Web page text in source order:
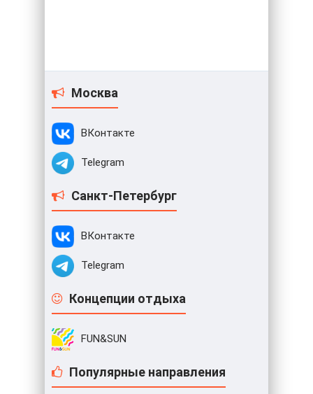
Москва
ВКонтакте
Telegram
Санкт-Петербург
ВКонтакте
Telegram
Концепции отдыха
FUN&SUN
Популярные направления